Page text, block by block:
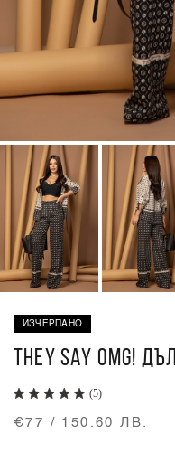
ИЗЧЕРПАНО
THEY SAY OMG!
(5)
€77 / 150.60 ЛВ.